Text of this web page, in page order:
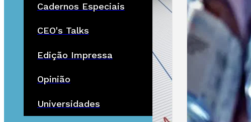
Cadernos Especiais
CEO's Talks
Edição Impressa
Opinião
Universidades